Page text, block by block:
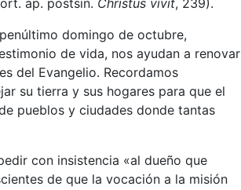
ap. postsin. Christus vivit, 239).
domingo de octubre,
de vida, nos ayudan a renovar
del Evangelio. Recordamos
su tierra y sus hogares para que el
pueblos y ciudades donde tantas
con insistencia «al dueño que
de que la vocación a la misión